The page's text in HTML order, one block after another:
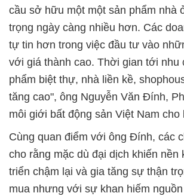
cầu sở hữu một một sản phẩm nhà
trọng ngày càng nhiều hơn. Các
tự tin hơn trong việc đầu tư vào
với giá thành cao. Thời gian tới nhu
phẩm biệt thự, nhà liền kề,
tăng cao", ông Nguyễn Văn Đính,
môi giới bất động sản Việt Nam cho
Cùng quan điểm với ông Đính, các
cho rằng mặc dù đại dịch khiến nền
triển chậm lại và gia tăng sự thận
mua nhưng với sự khan hiếm